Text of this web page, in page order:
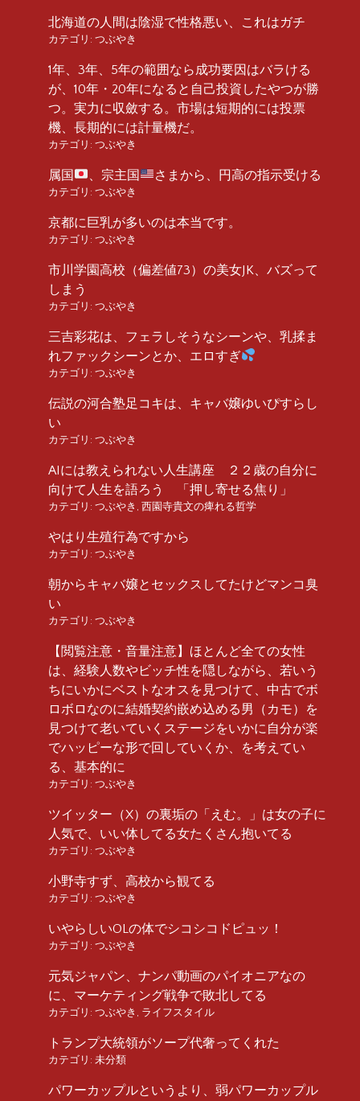
北海道の人間は陰湿で性格悪い、これはガチ
カテゴリ: つぶやき
1年、3年、5年の範囲なら成功要因はバラける
が、10年・20年になると自己投資したやつが勝
つ。実力に収斂する。市場は短期的には投票
機、長期的には計量機だ。
カテゴリ: つぶやき
属国 、宗主国 さまから、円高の指示受ける
カテゴリ: つぶやき
京都に巨乳が多いのは本当です。
カテゴリ: つぶやき
市川学園高校（偏差値73）の美女JK、バズって
しまう
カテゴリ: つぶやき
三吉彩花は、フェラしそうなシーンや、乳揉ま
れファックシーンとか、エロすぎ
カテゴリ: つぶやき
伝説の河合塾足コキは、キャバ嬢ゆいぴすらし
い
カテゴリ: つぶやき
AIには教えられない人生講座 ２２歳の自分に
向けて人生を語ろう 「押し寄せる焦り」
カテゴリ: つぶやき 西園寺貴文の痺れる哲学
やはり生殖行為ですから
カテゴリ: つぶやき
朝からキャバ嬢とセックスしてたけどマンコ臭
い
カテゴリ: つぶやき
【閲覧注意・音量注意】ほとんど全ての女性
は、経験人数やビッチ性を隠しながら、若いう
ちにいかにベストなオスを見つけて、中古でボ
ロボロなのに結婚契約嵌め込める男（カモ）を
見つけて老いていくステージをいかに自分が楽
でハッピーな形で回していくか、を考えてい
る、基本的に
カテゴリ: つぶやき
ツイッター（X）の裏垢の「えむ。」は女の子に
人気で、いい体してる女たくさん抱いてる
カテゴリ: つぶやき
小野寺すず、高校から観てる
カテゴリ: つぶやき
いやらしいOLの体でシコシコドピュッ！
カテゴリ: つぶやき
元気ジャパン、ナンパ動画のパイオニアなの
に、マーケティング戦争で敗北してる
カテゴリ: つぶやき ライフスタイル
トランプ大統領がソープ代奢ってくれた
カテゴリ: 未分類
パワーカップルというより、弱パワーカップル